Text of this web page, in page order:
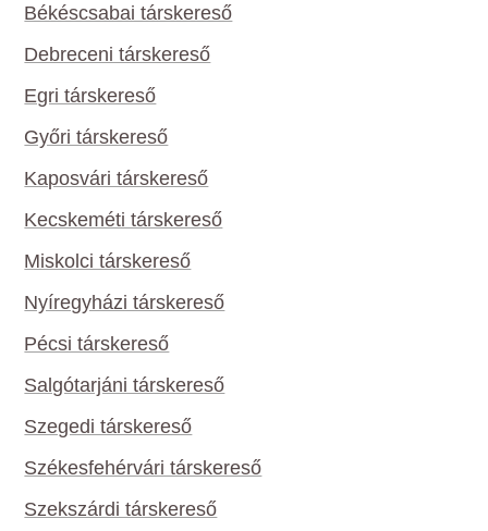
Békéscsabai társkereső
Debreceni társkereső
Egri társkereső
Győri társkereső
Kaposvári társkereső
Kecskeméti társkereső
Miskolci társkereső
Nyíregyházi társkereső
Pécsi társkereső
Salgótarjáni társkereső
Szegedi társkereső
Székesfehérvári társkereső
Szekszárdi társkereső